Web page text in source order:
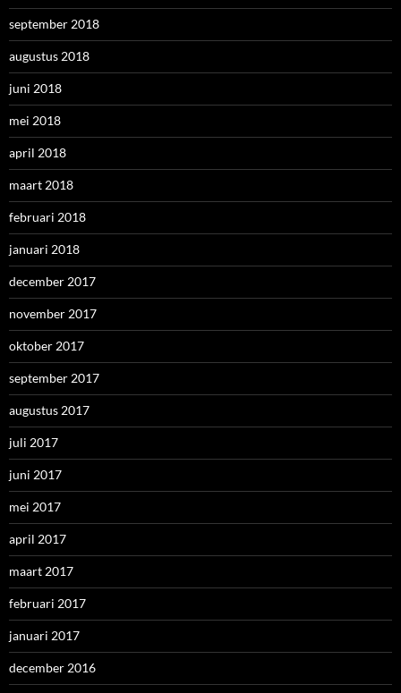
september 2018
augustus 2018
juni 2018
mei 2018
april 2018
maart 2018
februari 2018
januari 2018
december 2017
november 2017
oktober 2017
september 2017
augustus 2017
juli 2017
juni 2017
mei 2017
april 2017
maart 2017
februari 2017
januari 2017
december 2016